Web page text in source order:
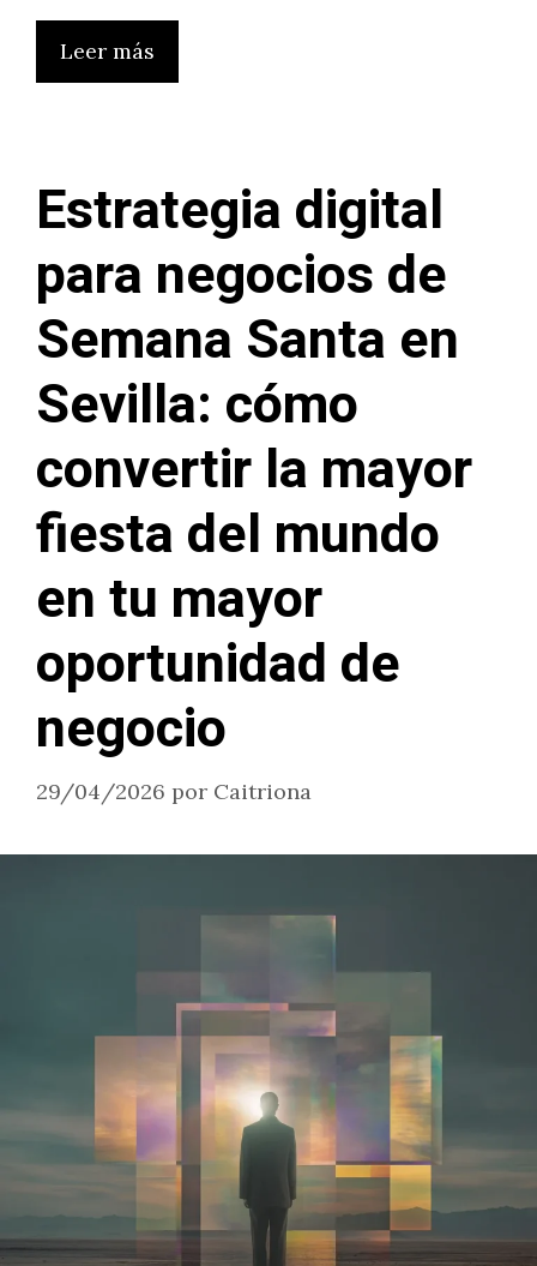
Leer más
Estrategia digital
para negocios de
Semana Santa en
Sevilla: cómo
convertir la mayor
fiesta del mundo
en tu mayor
oportunidad de
negocio
29/04/2026 por Caitriona